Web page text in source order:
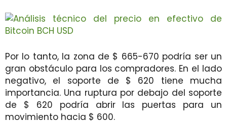
Por lo tanto, la zona de $ 665-670 podría ser un
gran obstáculo para los compradores. En el lado
negativo, el soporte de $ 620 tiene mucha
importancia. Una ruptura por debajo del soporte
de $ 620 podría abrir las puertas para un
movimiento hacia $ 600.